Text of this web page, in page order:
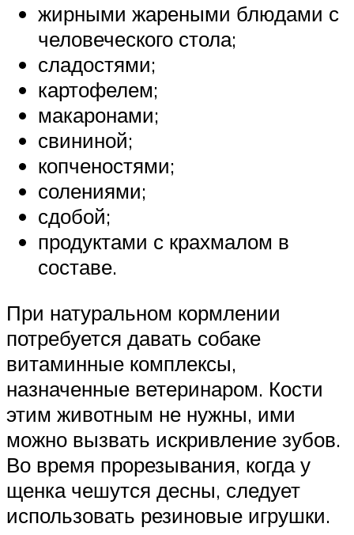
жирными жареными блюдами с
человеческого стола;
сладостями;
картофелем;
макаронами;
свининой;
копченостями;
солениями;
сдобой;
продуктами с крахмалом в
составе.
При натуральном кормлении
потребуется давать собаке
витаминные комплексы,
назначенные ветеринаром. Кости
этим животным не нужны, ими
можно вызвать искривление зубов.
Во время прорезывания, когда у
щенка чешутся десны, следует
использовать резиновые игрушки.